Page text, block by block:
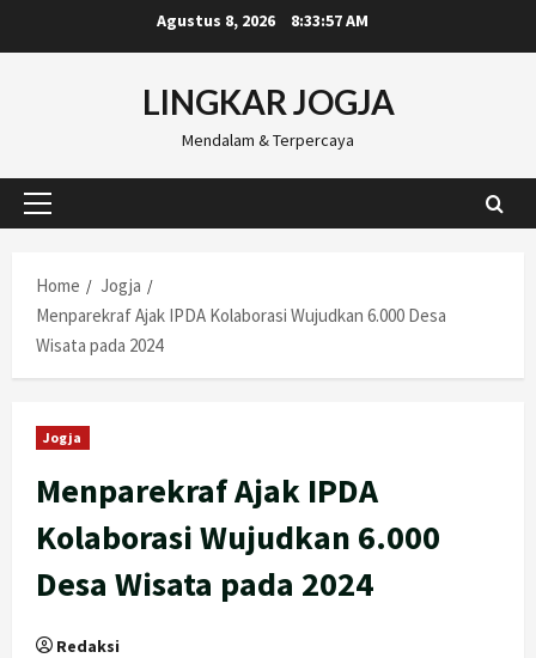
to
Agustus 8, 2026 8:33:58 AM
LINGKAR JOGJA
Mendalam & Terpercaya
Primary
Home
Jogja
Menparekraf Ajak IPDA Kolaborasi Wujudkan 6.000 Desa
Wisata pada 2024
Jogja
Menparekraf Ajak IPDA
Kolaborasi Wujudkan 6.000
Desa Wisata pada 2024
Redaksi